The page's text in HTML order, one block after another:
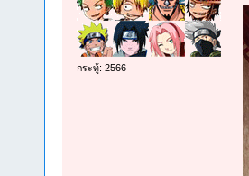
กระทู้: 2566